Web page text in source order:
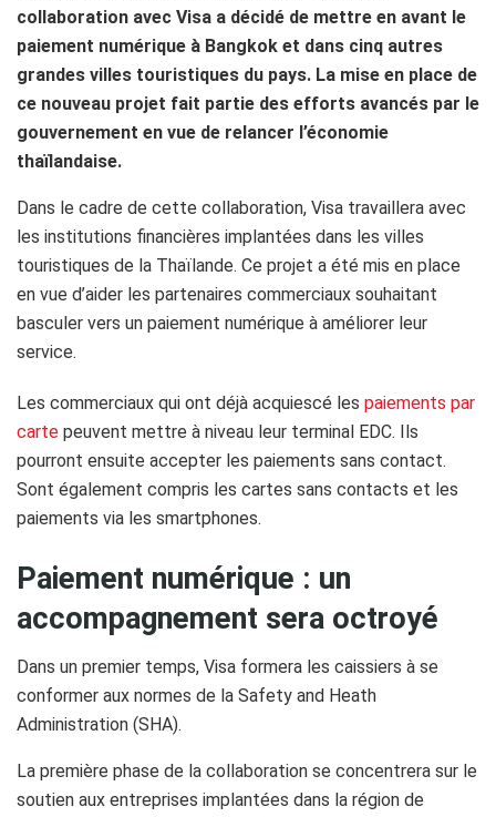
collaboration avec Visa a décidé de mettre en avant le
paiement numérique à Bangkok et dans cinq autres
grandes villes touristiques du pays. La mise en place de
ce nouveau projet fait partie des efforts avancés par le
gouvernement en vue de relancer l’économie
thaïlandaise.
Dans le cadre de cette collaboration, Visa travaillera avec
les institutions financières implantées dans les villes
touristiques de la Thaïlande. Ce projet a été mis en place
en vue d’aider les partenaires commerciaux souhaitant
basculer vers un paiement numérique à améliorer leur
service.
Les commerciaux qui ont déjà acquiescé les paiements par
carte peuvent mettre à niveau leur terminal EDC. Ils
pourront ensuite accepter les paiements sans contact.
Sont également compris les cartes sans contacts et les
paiements via les smartphones.
Paiement numérique : un
accompagnement sera octroyé
Dans un premier temps, Visa formera les caissiers à se
conformer aux normes de la Safety and Heath
Administration (SHA).
La première phase de la collaboration se concentrera sur le
soutien aux entreprises implantées dans la région de